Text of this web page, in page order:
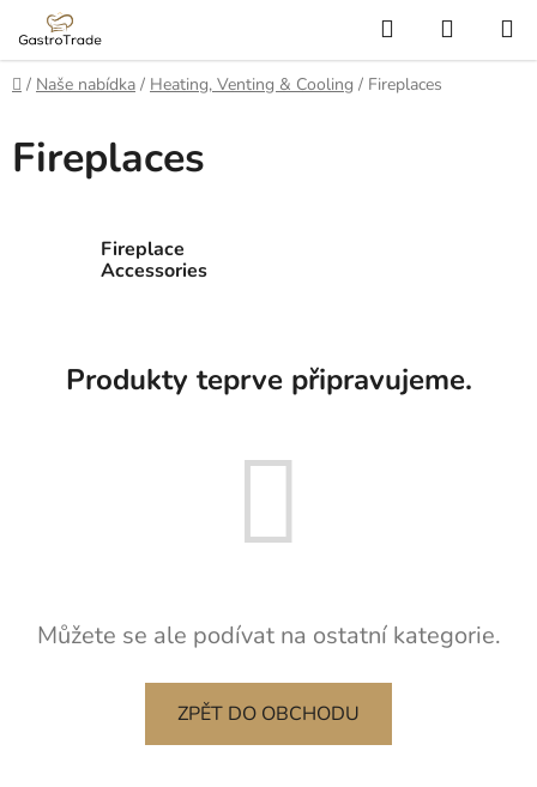
obsah
Hledat
KOŠÍK
Domů
/ Naše nabídka / Heating, Venting & Cooling / Fireplaces
Fireplaces
Fireplace
Accessories
Produkty teprve připravujeme.
Můžete se ale podívat na ostatní kategorie.
ZPĚT DO OBCHODU